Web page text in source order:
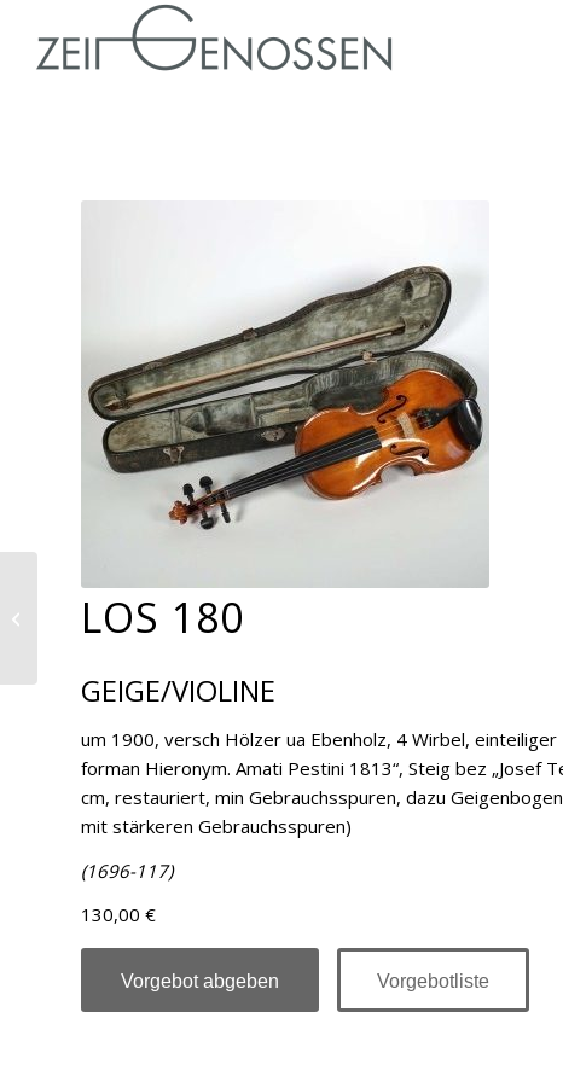
LOS 180
GEIGE/VIOLINE
um 1900, versch Hölzer ua Ebenholz, 4 Wirbel,
forman Hieronym. Amati Pestini 1813“, Steig bez „Josef
cm, restauriert, min Gebrauchsspuren, dazu
mit stärkeren Gebrauchsspuren)
(1696-117)
130,00 €
Vorgebot abgeben Vorgebotliste